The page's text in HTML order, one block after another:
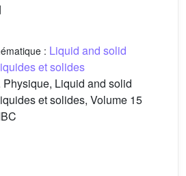
: Liquid and solid
et solides
Liquid and solid
et solides, Volume 15